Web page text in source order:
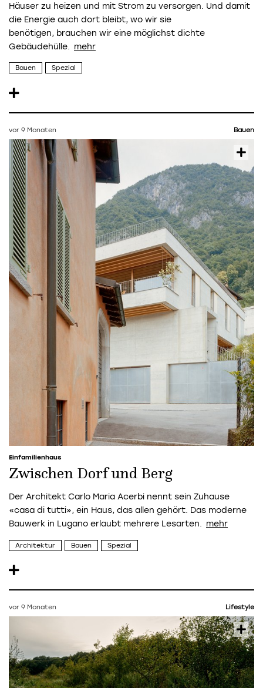
Häuser zu heizen und mit Strom zu versorgen. Und damit
die Energie auch dort bleibt, wo wir sie
benötigen, brauchen wir eine möglichst dichte
Gebäudehülle.
Bauen Spezial
vor 9 Monaten Bauen
Einfamilienhaus
Zwischen Dorf und Berg
Der Architekt Carlo Maria Acerbi nennt sein Zuhause
«casa di tutti», ein Haus, das allen gehört. Das moderne
Bauwerk in Lugano erlaubt mehrere Lesarten.
Architektur Bauen Spezial
vor 9 Monaten Lifestyle